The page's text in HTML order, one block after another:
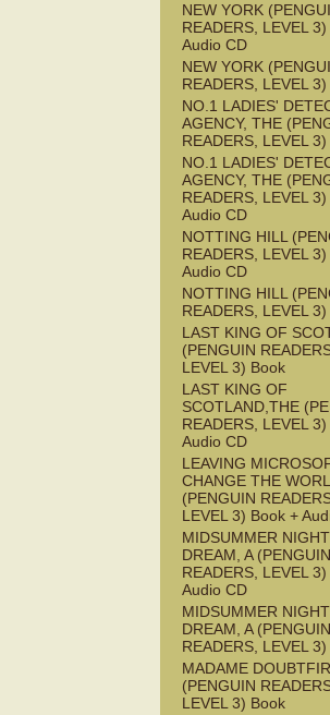
NEW YORK
READERS, LEVEL
Audio CD
NEW YORK
READERS, LEVEL
NO.1 LADIES'
AGENCY, THE
READERS, LEVEL
NO.1 LADIES'
AGENCY, THE
READERS, LEVEL
Audio CD
NOTTING HILL
READERS, LEVEL
Audio CD
NOTTING HILL
READERS, LEVEL
LAST KING OF
(PENGUIN
LEVEL 3) Book
LAST KING OF
SCOTLAND,THE
READERS, LEVEL
Audio CD
LEAVING
CHANGE THE
(PENGUIN
LEVEL 3) Book +
MIDSUMMER
DREAM, A (PENGUIN
READERS, LEVEL
Audio CD
MIDSUMMER
DREAM, A (PENGUIN
READERS, LEVEL
MADAME
(PENGUIN
LEVEL 3) Book